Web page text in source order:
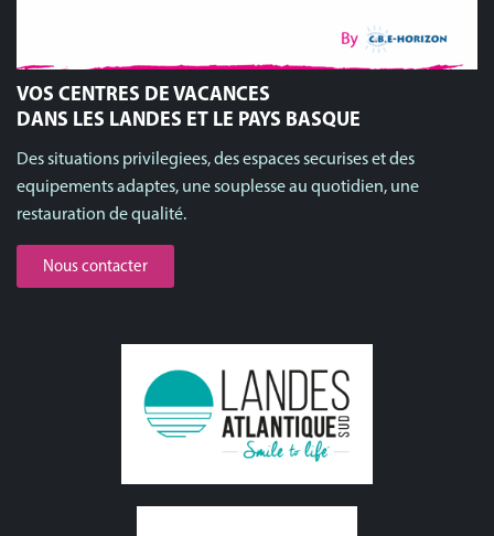
VOS CENTRES DE VACANCES
DANS LES LANDES ET LE PAYS BASQUE
Des situations privilegiees, des espaces securises et des
equipements adaptes, une souplesse au quotidien, une
restauration de qualité.
Nous contacter